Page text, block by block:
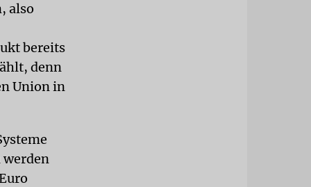
also
bereits
denn
Union in
werden